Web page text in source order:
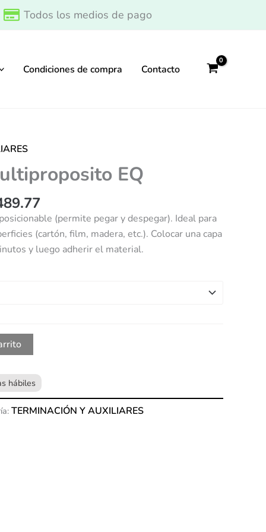
Todos los medios de pago
Condiciones de compra Contacto
EQ
de
precios:
desde
$1,727.88
hasta
$5,489.77
(permite pegar y despegar). Ideal para
(cartón, film, madera, etc.). Colocar una capa
y luego adherir el material.
TERMINACIÓN Y AUXILIARES
desde
$1,727.88